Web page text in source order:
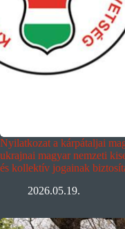
Nyilatkozat a kárpátaljai
ukrajnai magyar nemzeti
és kollektív jogainak
2026.05.19.